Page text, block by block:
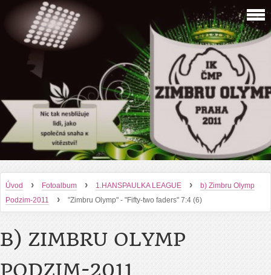
Úvod › Fotoalbum › 1.HANSPAULKA LEAGUE ›
b) Zimbru Olymp
Podzim-2011
› "Zimbru Olymp" - "Fifty-two faders" 7:4 (6)
B) ZIMBRU OLYMP
PODZIM-2011